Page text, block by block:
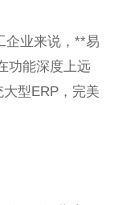
企业来说，**易
功能深度上远
型ERP，完美